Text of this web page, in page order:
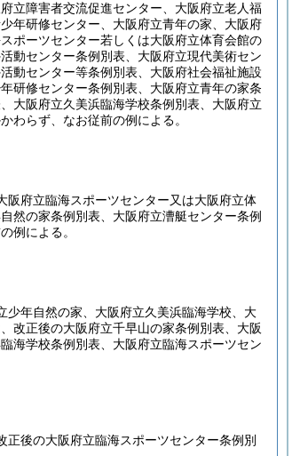
立障害者交流促進センター、大阪府立老人福
年研修センター、大阪府立青年の家、大阪府
ポーツセンター若しくは大阪府立体育会館の
動センター条例別表、大阪府立現代美術セン
動センター等条例別表、大阪府社会福祉施設
研修センター条例別表、大阪府立青年の家条
大阪府立久美浜臨海学校条例別表、大阪府立
わらず、なお従前の例による。
阪府立臨海スポーツセンター又は大阪府立体
然の家条例別表、大阪府立漕艇センター条例
例による。
少年自然の家、大阪府立久美浜臨海学校、大
改正後の大阪府立千早山の家条例別表、大阪
海学校条例別表、大阪府立臨海スポーツセン
後の大阪府立臨海スポーツセンター条例別